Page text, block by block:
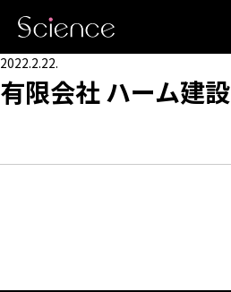
2022.2.22.
有限会社 ハーム建設